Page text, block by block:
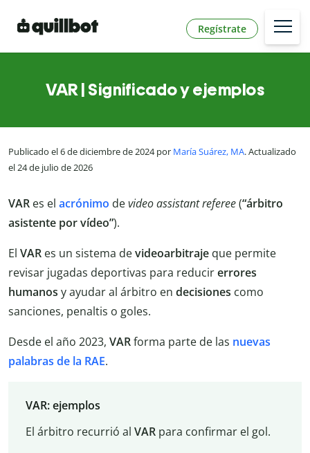
Regístrate
VAR | Significado y ejemplos
Publicado el 6 de diciembre de 2024 por María Suárez, MA. Actualizado
el 24 de julio de 2026
VAR es el acrónimo devideo assistant referee(“árbitro
asistente por vídeo”).
El VAR es un sistema devideoarbitraje que permite
revisar jugadas deportivas para reducirerrores
humanos y ayudar al árbitro en decisiones como
sanciones, penaltis o goles.
Desde el año 2023, VARforma parte de las nuevas
palabras de la RAE.
VAR: ejemplos
El árbitro recurrió al VARpara confirmar el gol.